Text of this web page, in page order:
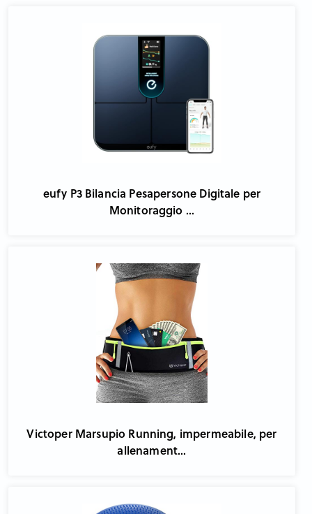
eufy P3 Bilancia Pesapersone Digitale per
Monitoraggio ...
Victoper Marsupio Running, impermeabile, per
allenament...